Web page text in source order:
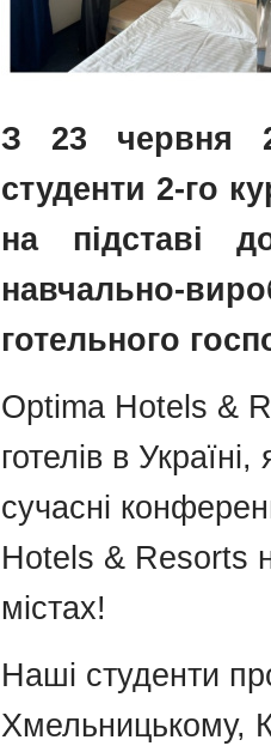
З 23 червня
студенти 2-го
на підставі
навчально-
готельного
Optima Hotels &
готелів в
сучасні
Hotels & Resorts
містах!
Наші студенти
Хмельницькому,